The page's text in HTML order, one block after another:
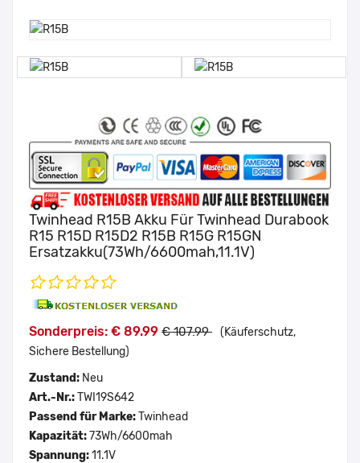
Twinhead R15B Akku Für Twinhead Durabook
R15 R15D R15D2 R15B R15G R15GN
Ersatzakku(73Wh/6600mah,11.1V)
Sonderpreis: € 89.99 € 107.99 (Käuferschutz,
Sichere Bestellung)
Zustand: Neu
Art.-Nr.:TWI19S642
Passend für Marke:Twinhead
Kapazität:73Wh/6600mah
Spannung:11.1V